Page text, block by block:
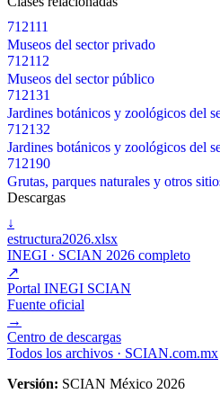
712111
Museos del sector privado
712112
Museos del sector público
712131
Jardines botánicos y zoológicos del
712132
Jardines botánicos y zoológicos del
712190
Grutas, parques naturales y otros
Descargas
↓
estructura2026.xlsx
INEGI · SCIAN 2026 completo
↗
Portal INEGI SCIAN
Fuente oficial
→
Centro de descargas
Todos los archivos · SCIAN.com.mx
Versión: SCIAN México 2026